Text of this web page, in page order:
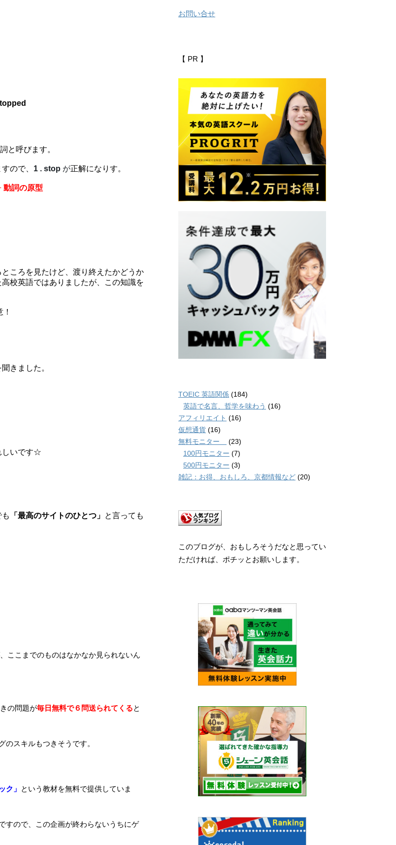
と呼びます。
ので、 1 . stop が正解になりす。
動詞の原型
ころを見たけど、渡り終えたかどうか
校英語ではありましたが、この知識を
きました。
しいです☆
「最高のサイトのひとつ」 と言っても
ここまでのものはなかなか見られないん
の問題が毎日無料で６問送られてくると
スキルもつきそうです。
ク」 という教材を無料で提供していま
すので、この企画が終わらないうちにゲ
お問い合せ
【 PR 】
TOEIC 英語関係 (184)
英語で名言、哲学を味わう (16)
アフィリエイト (16)
仮想通貨 (16)
無料モニター
(23)
100円モニター (7)
500円モニター (3)
雑記：お得、おもしろ、京都情報など (20)
このブログが、おもしろそうだなと思ってい
ただければ、ポチッとお願いします。